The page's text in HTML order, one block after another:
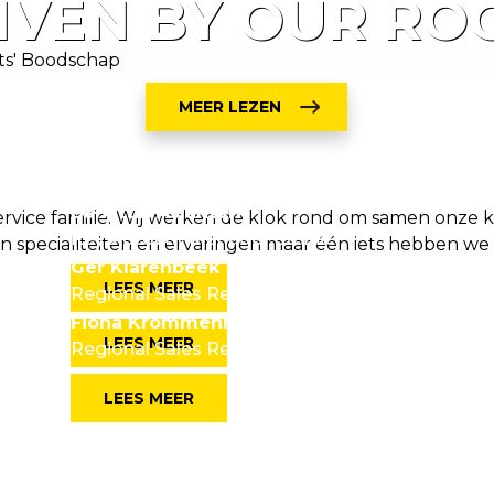
BY OUR
MEER LEZEN
familie. Wij werken de klok rond om samen
specialiteiten en ervaringen maar één iets hebben
Bahattin Aslanturk
Key Account Manager Ethnic
LEES MEER
Ger Klarenbeek
Regional Sales Representative
LEES MEER
Fiona Krommenhoek
Regional Sales Representative
LEES MEER